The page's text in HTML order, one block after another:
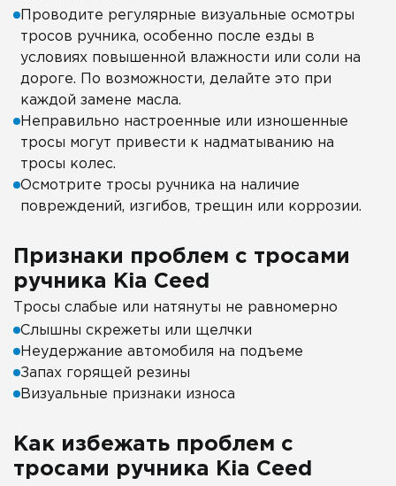
Проводите регулярные визуальные осмотры
тросов ручника, особенно после езды в
условиях повышенной влажности или соли на
дороге. По возможности, делайте это при
каждой замене масла.
Неправильно настроенные или изношенные
тросы могут привести к надматыванию на
тросы колес.
Осмотрите тросы ручника на наличие
повреждений, изгибов, трещин или коррозии.
Признаки проблем с тросами
ручника Kia Ceed
Тросы слабые или натянуты не равномерно
Слышны скрежеты или щелчки
Неудержание автомобиля на подъеме
Запах горящей резины
Визуальные признаки износа
Как избежать проблем с
тросами ручника Kia Ceed